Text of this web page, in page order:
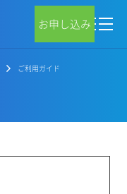
お申し込み
ご利用ガイド